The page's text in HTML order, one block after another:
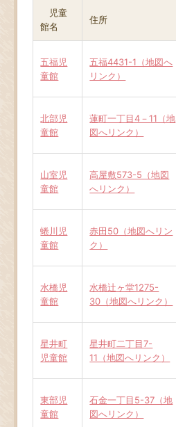
児童
館名
住所
五福児
童館
五福4431-1（地図へ
リンク）
北部児
童館
蓮町一丁目4－11（地
図へリンク）
山室児
童館
高屋敷573-5（地図
へリンク）
蜷川児
童館
赤田50（地図へリン
ク）
水橋児
童館
水橋辻ヶ堂1275-
30（地図へリンク）
星井町
児童館
星井町二丁目7-
11（地図へリンク）
東部児
童館
石金一丁目5-37（地
図へリンク）